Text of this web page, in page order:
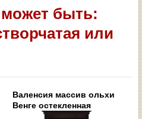
быть:
или
Валенсия массив ольхи
Венге остекленная